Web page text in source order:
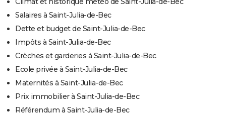
Salaires à Saint-Julia-de-Bec
Dette et budget de Saint-Julia-de-Bec
Impôts à Saint-Julia-de-Bec
Crèches et garderies à Saint-Julia-de-Bec
Ecole privée à Saint-Julia-de-Bec
Maternités à Saint-Julia-de-Bec
Prix immobilier à Saint-Julia-de-Bec
Référendum à Saint-Julia-de-Bec